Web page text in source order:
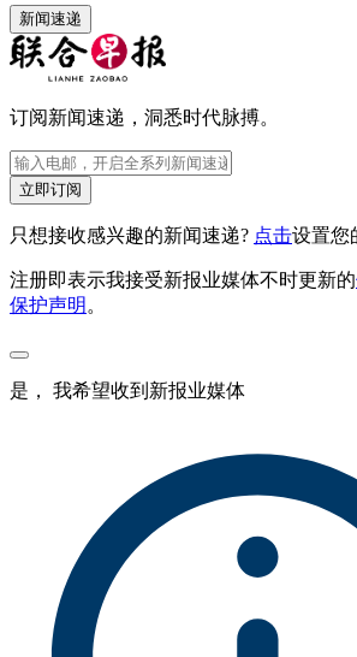
新闻速递
订阅新闻速递，洞悉时代脉搏。
立即订阅
只想接收感兴趣的新闻速递? 点击设置您
注册即表示我接受新报业媒体不时更新的
保护声明 。
是， 我希望收到新报业媒体